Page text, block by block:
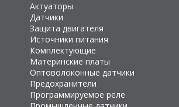
Актуаторы
Датчики
Защита двигателя
Источники питания
Комплектующие
Материнские платы
Оптоволоконные датчики
Предохранители
Программируемое реле